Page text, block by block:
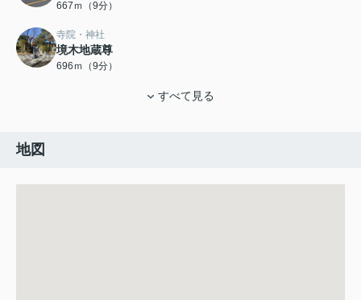
667ｍ（9分）
寺院・神社
境木地蔵尊
696ｍ（9分）
すべて見る
地図